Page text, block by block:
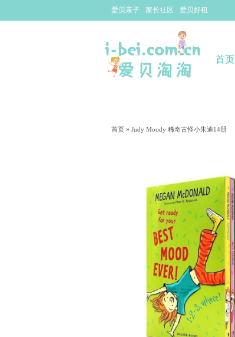
爱贝亲子 家长社区 爱贝好租
首页
首页 » Judy Moody 稀奇古怪小朱迪14册